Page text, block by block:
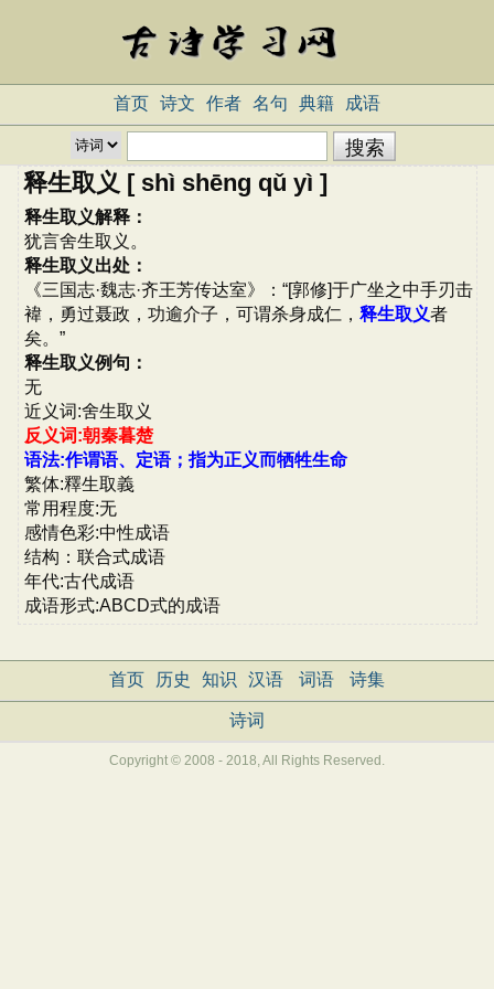
首页 诗文 作者 名句 典籍 成语
释生取义 [ shì shēng qǔ yì ]
释生取义解释：
犹言舍生取义。
释生取义出处：
《三国志·魏志·齐王芳传达室》：“[郭修]于广坐之中手刃击
褘，勇过聂政，功逾介子，可谓杀身成仁， 释生取义者
矣。”
释生取义例句：
无
近义词:舍生取义
反义词:朝秦暮楚
语法:作谓语、定语；指为正义而牺牲生命
繁体:釋生取義
常用程度:无
感情色彩:中性成语
结构：联合式成语
年代:古代成语
成语形式:ABCD式的成语
首页 历史 知识 汉语 词语 诗集
诗词
Copyright © 2008 - 2018, All Rights Reserved.